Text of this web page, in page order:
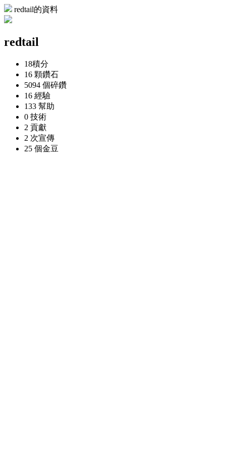
redtail的資料
redtail
18積分
16 顆鑽石
5094 個碎鑽
16 經驗
133 幫助
0 技術
2 貢獻
2 次宣傳
25 個金豆